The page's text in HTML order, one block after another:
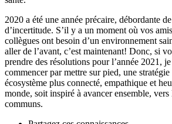
2020 a été une année précaire, débordante
d’incertitude. S’il y a un moment où vos
collègues ont besoin d’un environnement
aller de l’avant, c’est maintenant! Donc, si
prendre des résolutions pour l’année 2021,
commencer par mettre sur pied, une
écosystème plus connecté, empathique et
monde, soit inspiré à avancer ensemble, vers
communs.